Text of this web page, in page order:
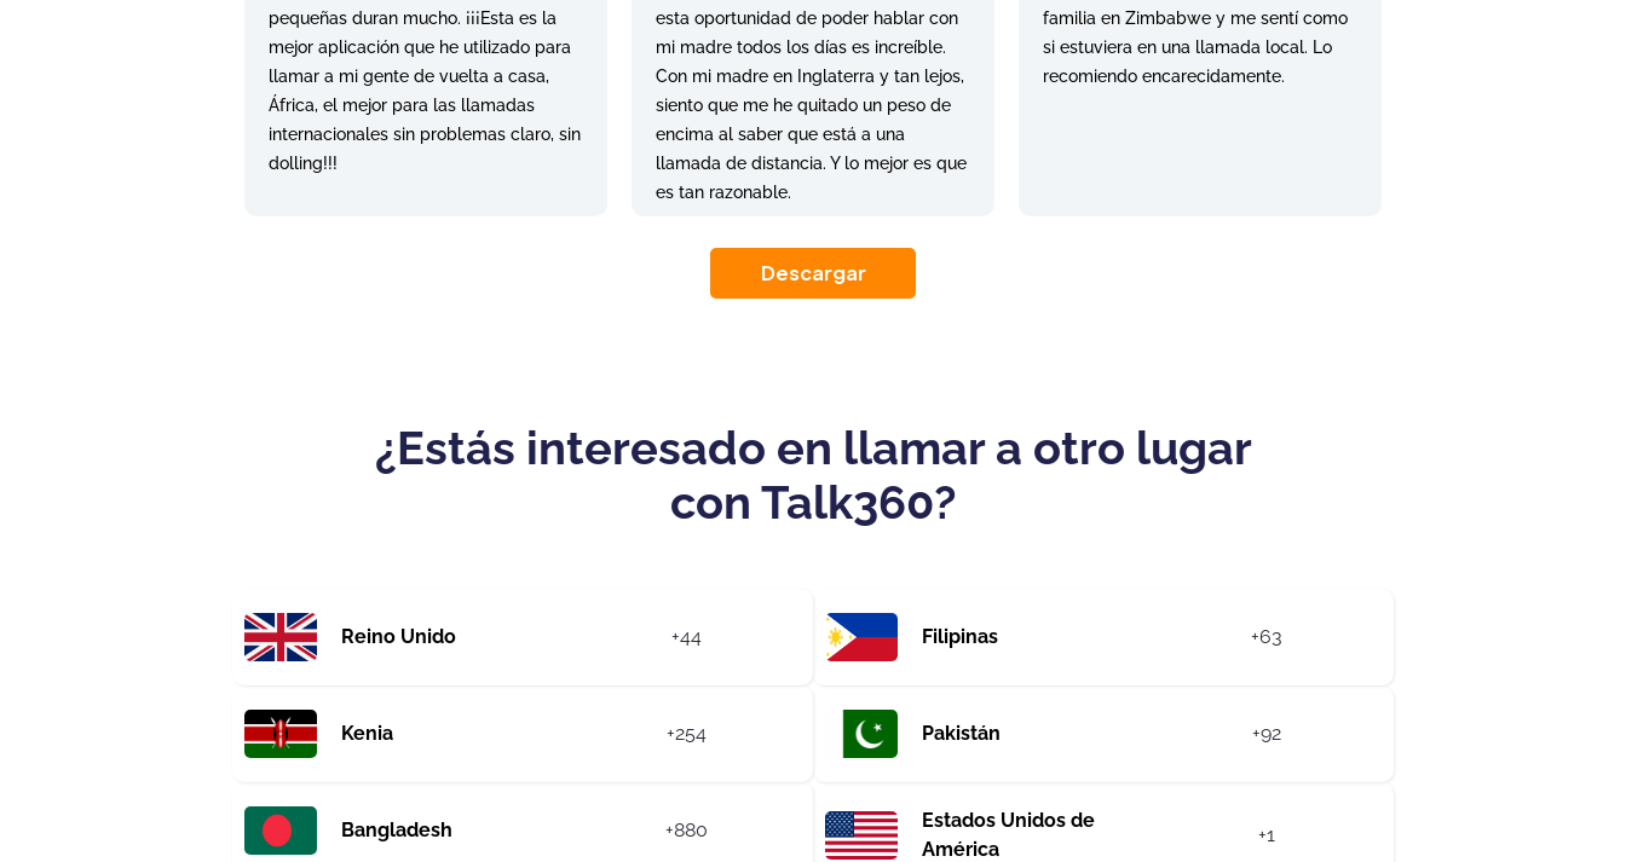
pequeñas duran mucho. ¡¡¡Esta es la
mejor aplicación que he utilizado para
llamar a mi gente de vuelta a casa,
África, el mejor para las llamadas
internacionales sin problemas claro, sin
dolling!!!
esta oportunidad de poder hablar con
mi madre todos los días es increíble.
Con mi madre en Inglaterra y tan lejos,
siento que me he quitado un peso de
encima al saber que está a una
llamada de distancia. Y lo mejor es que
es tan razonable.
familia en Zimbabwe y me sentí como
si estuviera en una llamada local. Lo
recomiendo encarecidamente.
Descargar
¿Estás interesado en llamar a otro lugar
con Talk360?
Reino Unido +44 Filipinas +63
Kenia +254 Pakistán +92
Bangladesh +880
Estados Unidos de
América
+1